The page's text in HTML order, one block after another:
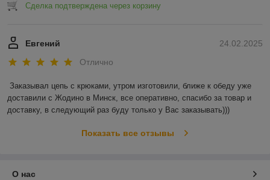
Сделка подтверждена через корзину
24.02.2025
Евгений
Отлично
Заказывал цепь с крюками, утром изготовили, ближе к обеду уже
доставили с Жодино в Минск, все оперативно, спасибо за товар и
доставку, в следующий раз буду только у Вас заказывать)))
Показать все отзывы
О нас